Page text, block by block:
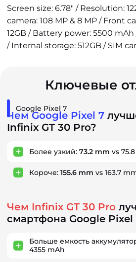
Screen size: 6.78" / Resolution:
camera: 108 MP & 8 MP / Front
12GB / Battery power: 5500
/ Internal storage: 512GB / SIM
Ключевые
Google Pixel 7
Чем Google Pixel 7
Infinix GT 30 Pro?
Более узкий: 73.2 mm vs
Короче: 155.6 mm vs 163.7
Чем Infinix GT 30 Pro
смартфона Google Pixel
Больше емкость
4355 mAh